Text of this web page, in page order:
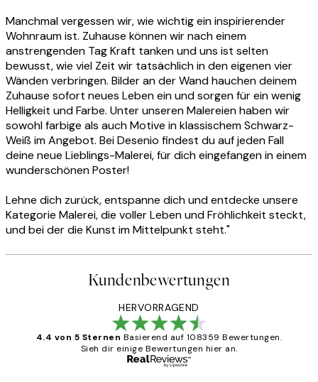
Manchmal vergessen wir, wie wichtig ein inspirierender
Wohnraum ist. Zuhause können wir nach einem
anstrengenden Tag Kraft tanken und uns ist selten
bewusst, wie viel Zeit wir tatsächlich in den eigenen vier
Wänden verbringen. Bilder an der Wand hauchen deinem
Zuhause sofort neues Leben ein und sorgen für ein wenig
Helligkeit und Farbe. Unter unseren Malereien haben wir
sowohl farbige als auch Motive in klassischem Schwarz-
Weiß im Angebot. Bei Desenio findest du auf jeden Fall
deine neue Lieblings-Malerei, für dich eingefangen in einem
wunderschönen Poster!
Lehne dich zurück, entspanne dich und entdecke unsere
Kategorie Malerei, die voller Leben und Fröhlichkeit steckt,
und bei der die Kunst im Mittelpunkt steht."
Kundenbewertungen
HERVORRAGEND
4.4 von 5 Sternen Basierend auf 108359 Bewertungen.
Sieh dir einige Bewertungen hier an.